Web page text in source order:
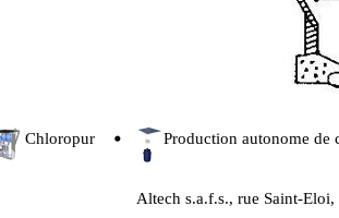
Chloropur Production autonome de
Altech s.a.f.s., rue Saint-